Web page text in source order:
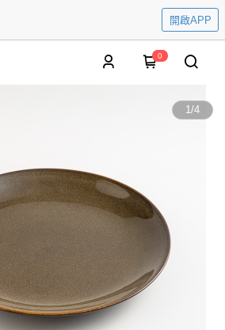
開啟APP
0
1/4